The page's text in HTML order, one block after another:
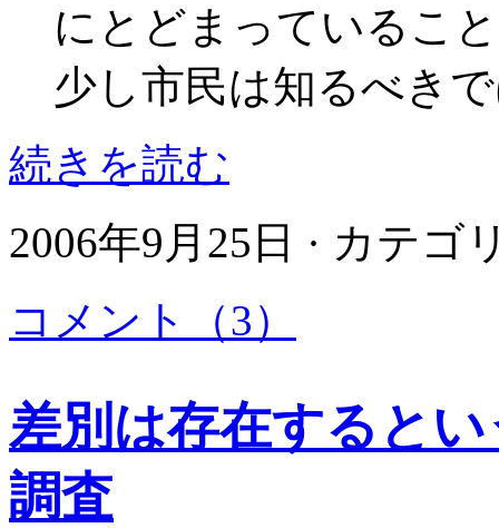
にとどまっているこ
少し市民は知るべき
続きを読む
2006年9月25日 · カテゴ
コメント（3）
差別は存在すると
調査